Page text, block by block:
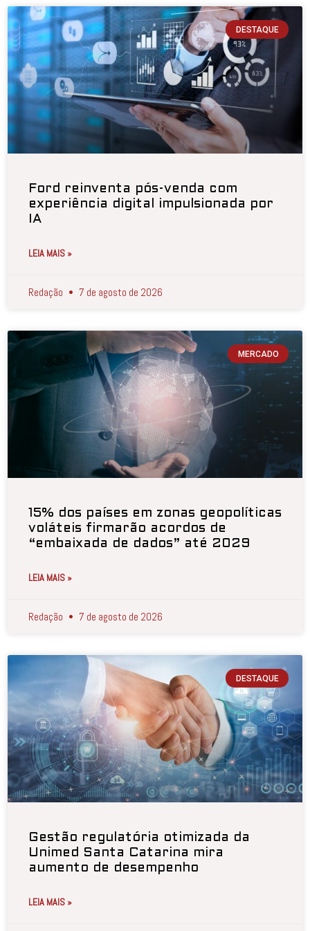
DESTAQUE
Ford reinventa pós-venda com
experiência digital impulsionada por
IA
LEIA MAIS »
Redação 7 de agosto de 2026
MERCADO
15% dos países em zonas geopolíticas
voláteis firmarão acordos de
“embaixada de dados” até 2029
LEIA MAIS »
Redação 7 de agosto de 2026
DESTAQUE
Gestão regulatória otimizada da
Unimed Santa Catarina mira
aumento de desempenho
LEIA MAIS »